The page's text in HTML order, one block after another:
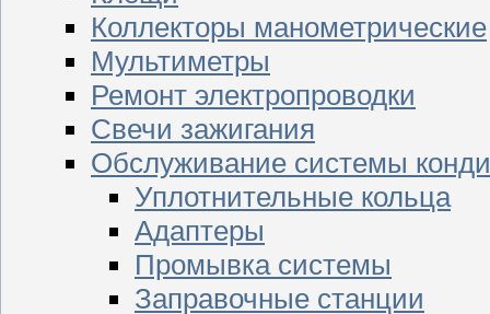
Коллекторы манометрические
Мультиметры
Ремонт электропроводки
Свечи зажигания
Обслуживание системы
Уплотнительные кольца
Адаптеры
Промывка системы
Заправочные станции